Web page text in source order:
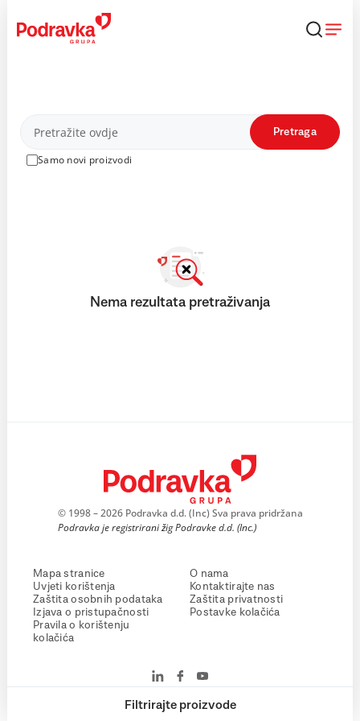
content
Proizvodi
Samo novi proizvodi
Pretraga
Filtrirajte proizvode
Nema rezultata pretraživanja
© 1998 – 2026 Podravka d.d. (Inc) Sva prava pridržana
Podravka je registrirani žig Podravke d.d. (Inc.)
Mapa stranice
Uvjeti korištenja
Zaštita osobnih podataka
Izjava o pristupačnosti
Pravila o korištenju
kolačića
O nama
Kontaktirajte nas
Zaštita privatnosti
Postavke kolačića